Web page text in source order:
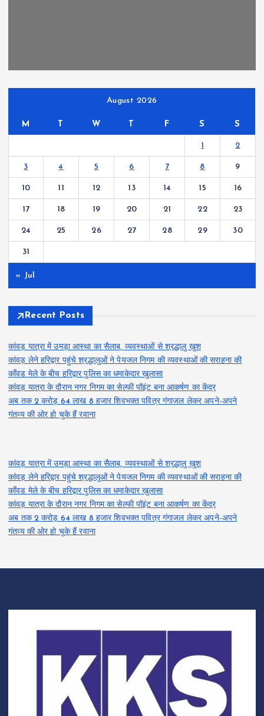
August 2026
M W F S S
1 2
3 4 5 6 7 8 9
10 11 12 13 14 15 16
17 18 19 20 21 22 23
24 25 26 27 28 29 30
31
« Jul
Recent Posts
कांवड़ यात्रा में उमड़ा आस्था का सैलाब, व्यवस्थाओं से श्रद्धालु खुश
कांवड़ लेने हरिद्वार पहुंचे श्रद्धालुओं ने पेयजल निगम की व्यवस्थाओं की सराहना की
काँवड मेले के बीच हरिद्वार पुलिस का धमाकेदार खुलासा
कांवड़ यात्रा के दौरान नगर निगम का सेल्फी पॉइंट बना आकर्षण का केंद्र
अब तक 2 करोड़ 64 लाख 8 हजार शिवभक्त पवित्र गंगाजल लेकर अपने-अपने
गंतव्य की ओर हो चुके हैं रवाना
कांवड़ यात्रा में उमड़ा आस्था का सैलाब, व्यवस्थाओं से श्रद्धालु खुश
कांवड़ लेने हरिद्वार पहुंचे श्रद्धालुओं ने पेयजल निगम की व्यवस्थाओं की सराहना की
काँवड मेले के बीच हरिद्वार पुलिस का धमाकेदार खुलासा
कांवड़ यात्रा के दौरान नगर निगम का सेल्फी पॉइंट बना आकर्षण का केंद्र
अब तक 2 करोड़ 64 लाख 8 हजार शिवभक्त पवित्र गंगाजल लेकर अपने-अपने
गंतव्य की ओर हो चुके हैं रवाना